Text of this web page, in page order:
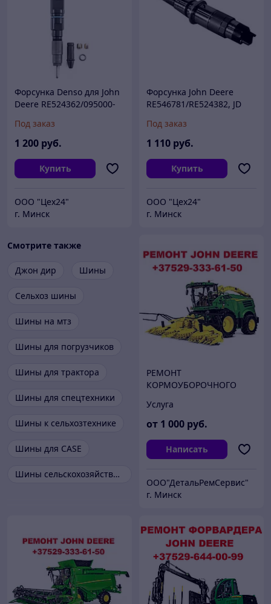
Форсунка Denso для John
Deere RE524362/095000-
Под заказ
1 200 руб.
Купить
ООО "Цех24"
г. Минск
Форсунка John Deere
RE546781/RE524382, JD
Под заказ
1 110 руб.
Купить
ООО "Цех24"
г. Минск
Смотрите также
Джон дир Шины
Сельхоз шины
Шины на мтз
Шины для погрузчиков
Шины для трактора
Шины для спецтехники
Шины к сельхозтехнике
Шины для CASE
Шины сельскохозяйственные
РЕМОНТ
КОРМОУБОРОЧНОГО
Услуга
от 1 000 руб.
Написать
ООО"ДетальРемСервис"
г. Минск